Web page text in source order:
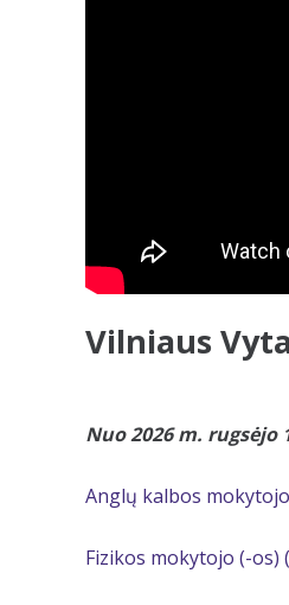
Vilniaus
Nuo 2026 m. rugsėjo
Anglų kalbos
Fizikos mokytojo (-os)